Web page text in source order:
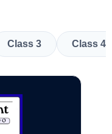
Class 3 Class 4